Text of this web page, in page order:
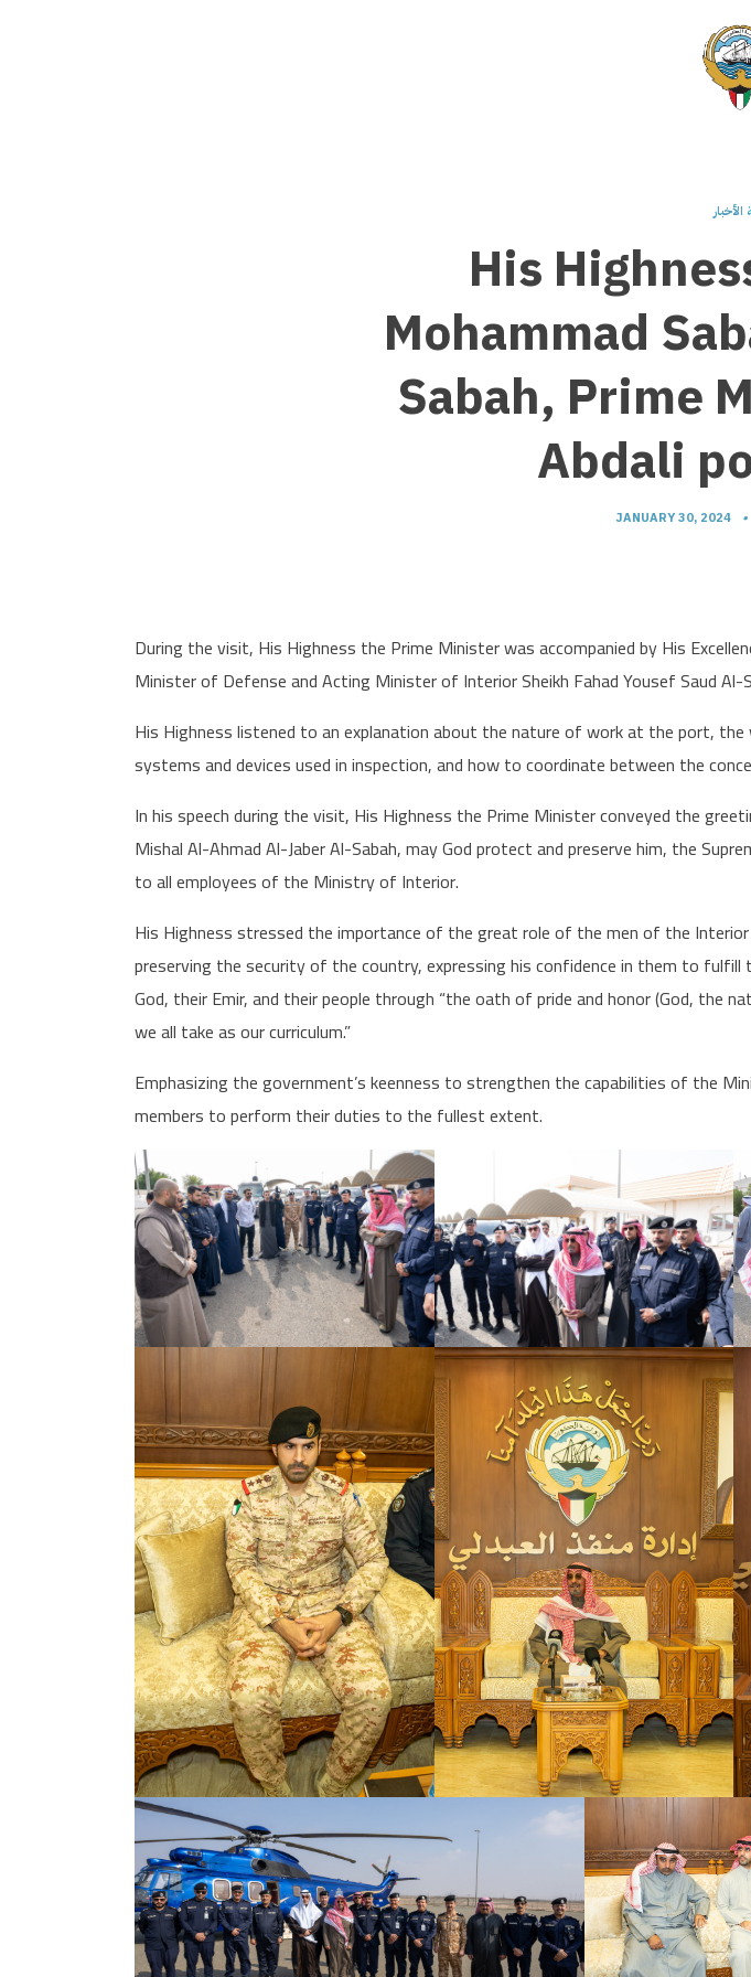
الأخبار
His
Mohammad
Sabah, Prime
Abdali
JANUARY 30, 2024 •
During the visit, His Highness the Prime Minister was accompanied by His
Minister of Defense and Acting Minister of Interior Sheikh Fahad Yousef Saud Al-
His Highness listened to an explanation about the nature of work at the port,
systems and devices used in inspection, and how to coordinate between the
In his speech during the visit, His Highness the Prime Minister conveyed the
Mishal Al-Ahmad Al-Jaber Al-Sabah, may God protect and preserve him, the
to all employees of the Ministry of Interior.
His Highness stressed the importance of the great role of the men of the
preserving the security of the country, expressing his confidence in them to
God, their Emir, and their people through “the oath of pride and honor (God, the
we all take as our curriculum.”
Emphasizing the government’s keenness to strengthen the capabilities of the
members to perform their duties to the fullest extent.